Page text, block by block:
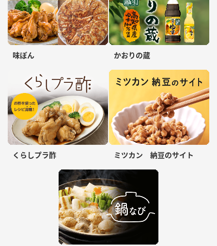
味ぽん かおりの蔵
くらしプラ酢 ミツカン 納豆のサイト